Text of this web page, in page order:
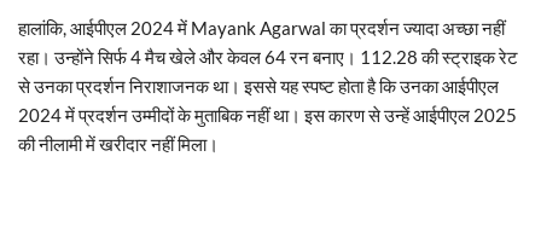
हालांकि, आईपीएल 2024 में Mayank Agarwal का प्रदर्शन ज्यादा अच्छा नहीं
रहा। उन्होंने सिर्फ 4 मैच खेले और केवल 64 रन बनाए। 112.28 की स्ट्राइक रेट
से उनका प्रदर्शन निराशाजनक था। इससे यह स्पष्ट होता है कि उनका आईपीएल
2024 में प्रदर्शन उम्मीदों के मुताबिक नहीं था। इस कारण से उन्हें आईपीएल 2025
की नीलामी में खरीदार नहीं मिला।